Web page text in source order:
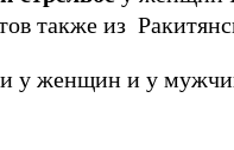
также из
и у женщин и у мужчин